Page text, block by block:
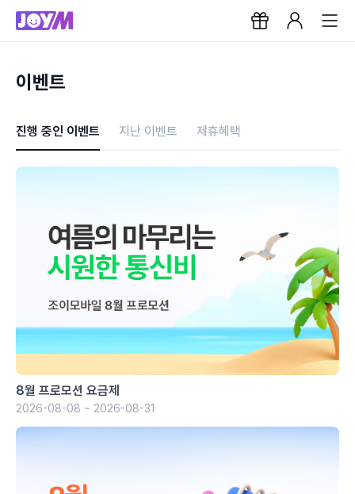
이벤트
진행 중인 이벤트 지난 이벤트 제휴혜택
8월 프로모션 요금제
2026-08-08 ~ 2026-08-31